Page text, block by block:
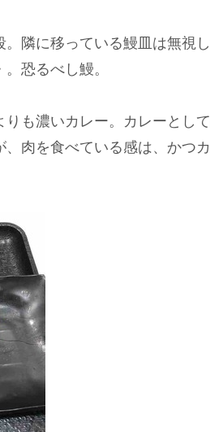
隣に移っている鰻皿は無視
恐るべし鰻。
も濃いカレー。カレーとし
肉を食べている感は、かつ